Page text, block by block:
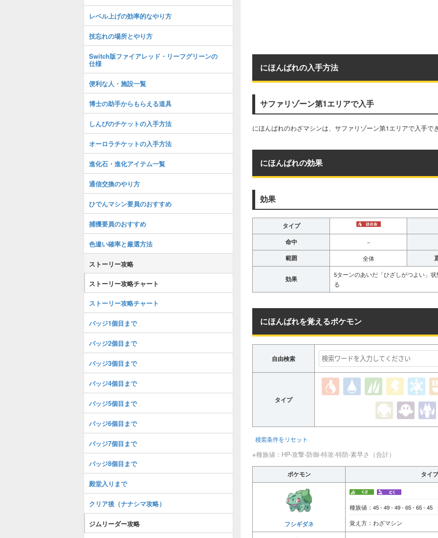
にほんばれの入手方法
サファリゾーン第1エリアで入手
にほんばれのわざマシンは、サファリゾーン第1エリアで入手で
にほんばれの効果
効果
タイプ
命中
－
範囲 全体
効果
5ターンのあいだ「ひざしがつよい」
る
にほんばれを覚えるポケモン
自由検索
タイプ
検索条件をリセット
※種族値：HP-攻撃-防御-特攻-特防-素早さ（合計）
ポケモン タイ
フシギダネ
種族値：45 - 49 - 49 - 65 - 65 - 45
覚え方：わざマシン
レベル上げの効率的なやり方
技忘れの場所とやり方
Switch版ファイアレッド・リーフグリーンの
仕様
便利な人・施設一覧
博士の助手からもらえる道具
しんぴのチケットの入手方法
オーロラチケットの入手方法
進化石・進化アイテム一覧
通信交換のやり方
ひでんマシン要員のおすすめ
捕獲要員のおすすめ
色違い確率と厳選方法
ストーリー攻略
ストーリー攻略チャート
ストーリー攻略チャート
バッジ1個目まで
バッジ2個目まで
バッジ3個目まで
バッジ4個目まで
バッジ5個目まで
バッジ6個目まで
バッジ7個目まで
バッジ8個目まで
殿堂入りまで
クリア後（ナナシマ攻略）
ジムリーダー攻略